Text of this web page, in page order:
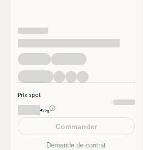
Prix spot
€/kg
Commander
Demande de contrat